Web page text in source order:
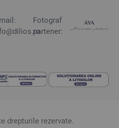
Fotograf
partener:
drepturile rezervate.